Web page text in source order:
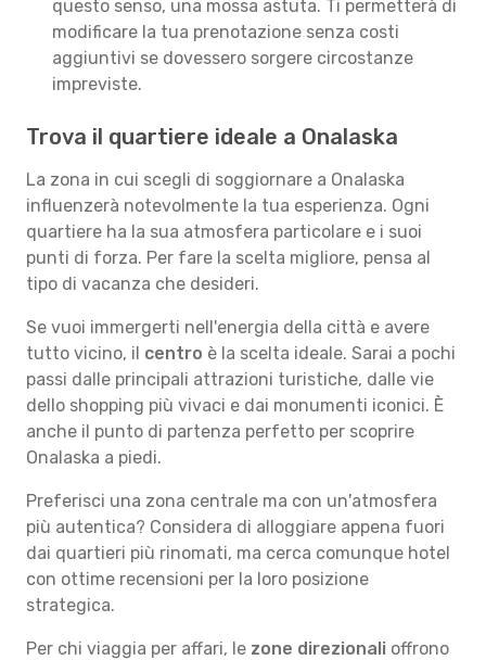
questo senso, una mossa astuta. Ti permetterà di
modificare la tua prenotazione senza costi
aggiuntivi se dovessero sorgere circostanze
impreviste.
Trova il quartiere ideale a Onalaska
La zona in cui scegli di soggiornare a Onalaska
influenzerà notevolmente la tua esperienza. Ogni
quartiere ha la sua atmosfera particolare e i suoi
punti di forza. Per fare la scelta migliore, pensa al
tipo di vacanza che desideri.
Se vuoi immergerti nell'energia della città e avere
tutto vicino, il centro è la scelta ideale. Sarai a pochi
passi dalle principali attrazioni turistiche, dalle vie
dello shopping più vivaci e dai monumenti iconici. È
anche il punto di partenza perfetto per scoprire
Onalaska a piedi.
Preferisci una zona centrale ma con un'atmosfera
più autentica? Considera di alloggiare appena fuori
dai quartieri più rinomati, ma cerca comunque hotel
con ottime recensioni per la loro posizione
strategica.
Per chi viaggia per affari, le zone direzionali offrono